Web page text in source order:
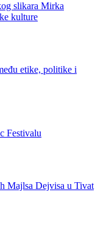
slikara Mirka
kulture
etike, politike i
Festivalu
Majlsa Dejvisa u Tivat